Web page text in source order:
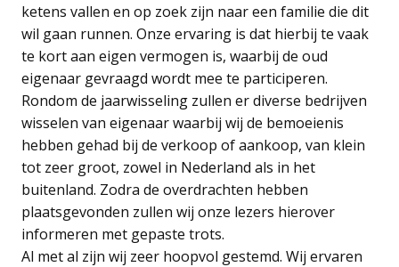
ketens vallen en op zoek zijn naar een familie die dit
wil gaan runnen. Onze ervaring is dat hierbij te vaak
te kort aan eigen vermogen is, waarbij de oud
eigenaar gevraagd wordt mee te participeren.
Rondom de jaarwisseling zullen er diverse bedrijven
wisselen van eigenaar waarbij wij de bemoeienis
hebben gehad bij de verkoop of aankoop, van klein
tot zeer groot, zowel in Nederland als in het
buitenland. Zodra de overdrachten hebben
plaatsgevonden zullen wij onze lezers hierover
informeren met gepaste trots.
Al met al zijn wij zeer hoopvol gestemd. Wij ervaren